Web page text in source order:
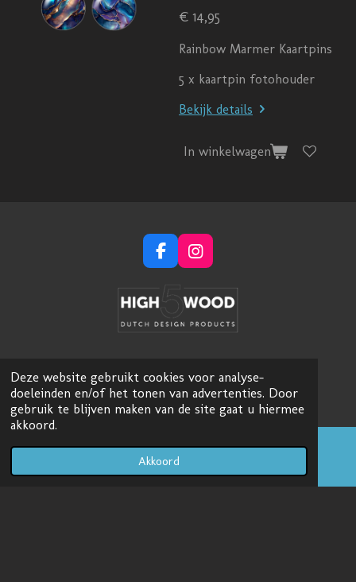
Deze website gebruikt cookies voor analyse-
doeleinden en/of het tonen van advertenties. Door
gebruik te blijven maken van de site gaat u hiermee
akkoord.
Akkoord
€ 14,95
Rainbow Marmer Kaartpins
5 x kaartpin fotohouder
Bekijk details
In winkelwagen
F
c
e
b
k
I
t
a
m